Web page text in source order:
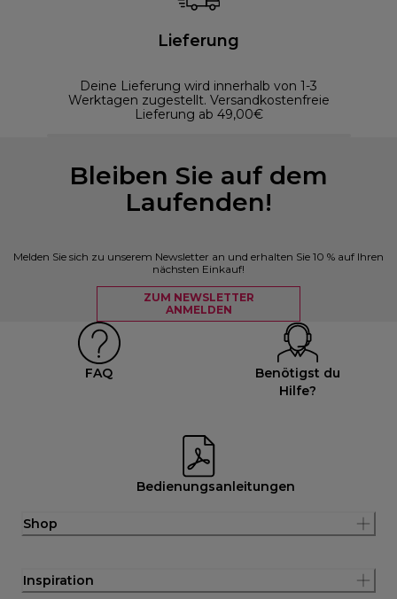
Lieferung
Deine Lieferung wird innerhalb von 1-3
Werktagen zugestellt. Versandkostenfreie
Lieferung ab 49,00€
Bleiben Sie auf dem
Laufenden!
Melden Sie sich zu unserem Newsletter an und erhalten Sie 10 % auf Ihren
nächsten Einkauf!
ZUM NEWSLETTER
ANMELDEN
FAQ
Benötigst du
Hilfe?
Bedienungsanleitungen
Shop
Inspiration